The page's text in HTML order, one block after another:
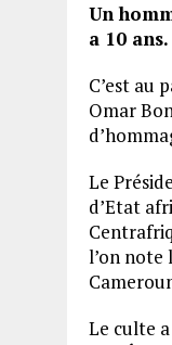
Un
a 10 ans.
C’est au
Omar
Le
d’Etat
l’on note
Le culte